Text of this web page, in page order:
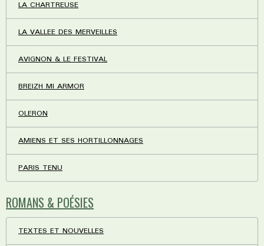
LA CHARTREUSE
LA VALLEE DES MERVEILLES
AVIGNON & LE FESTIVAL
BREIZH MI ARMOR
OLERON
AMIENS ET SES HORTILLONNAGES
PARIS TENU
ROMANS & POÉSIES
TEXTES ET NOUVELLES